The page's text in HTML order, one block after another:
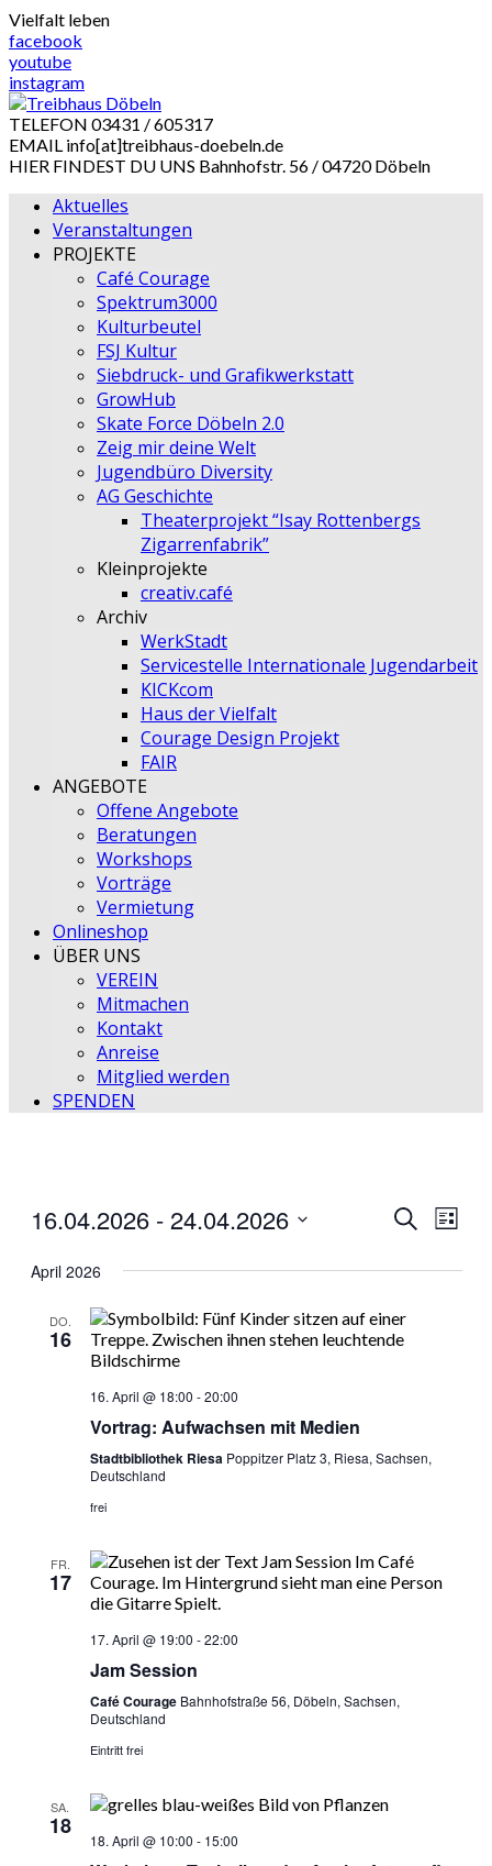
Skip
to
content
Vielfalt leben
facebook
youtube
instagram
TELEFON 03431 / 605317
EMAIL info[at]treibhaus-doebeln.de
HIER FINDEST DU UNS Bahnhofstr. 56 / 04720 Döbeln
Aktuelles
Veranstaltungen
PROJEKTE
Café Courage
Spektrum3000
Kulturbeutel
FSJ Kultur
Siebdruck- und Grafikwerkstatt
GrowHub
Skate Force Döbeln 2.0
Zeig mir deine Welt
Jugendbüro Diversity
AG Geschichte
Theaterprojekt “Isay Rottenbergs
Zigarrenfabrik”
Kleinprojekte
creativ.café
Archiv
WerkStadt
Servicestelle Internationale Jugendarbeit
KICKcom
Haus der Vielfalt
Courage Design Projekt
FAIR
ANGEBOTE
Offene Angebote
Beratungen
Workshops
Vorträge
Vermietung
Onlineshop
ÜBER UNS
VEREIN
Mitmachen
Kontakt
Anreise
Mitglied werden
SPENDEN
Suche
Suche
Liste
16.04.2026 - 24.04.2026
wählen.
April 2026
DO.
16
16. April @ 18:00 -20:00
Vortrag: Aufwachsen mit Medien
Stadtbibliothek Riesa Poppitzer Platz 3, Riesa, Sachsen,
Deutschland
frei
FR.
17
17. April @ 19:00 -22:00
Jam Session
Café Courage Bahnhofstraße 56, Döbeln, Sachsen,
Deutschland
Eintritt frei
SA.
18
18. April @ 10:00 - 15:00